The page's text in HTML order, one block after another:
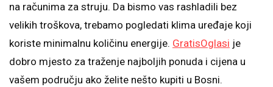
na računima za struju. Da bismo vas rashladili bez
velikih troškova, trebamo pogledati klima uređaje koji
koriste minimalnu količinu energije. GratisOglasi je
dobro mjesto za traženje najboljih ponuda i cijena u
vašem području ako želite nešto kupiti u Bosni.